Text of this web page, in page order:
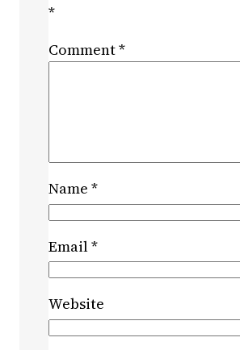
*
Comment*
Name *
Email*
Website